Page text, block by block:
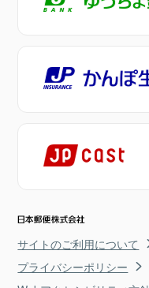
サイトのご利用について
プライバシーポリシー